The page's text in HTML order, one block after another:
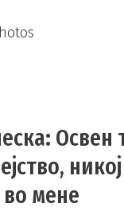
Освен
мене